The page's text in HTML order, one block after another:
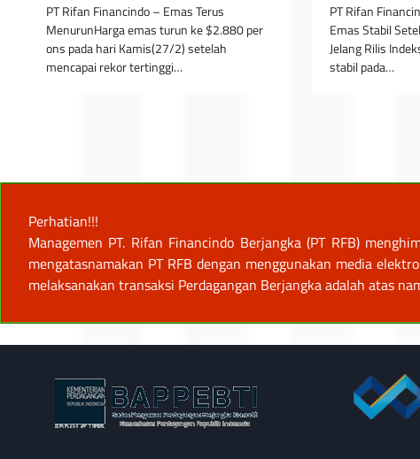
PT Rifan Financindo – Emas Terus
MenurunHarga emas turun ke $2.880 per
ons pada hari Kamis(27/2) setelah
mencapai rekor tertinggi…
PT Rifan
Emas Stabil
Jelang Rilis
stabil pada…
Perhatian!!!
Managemen PT. Rifan Financindo Berjangka (PT RFB)
mengatasnamakan PT RFB dengan menggunakan media
melaksanakan transaksi Perdagangan Berjangka adalah atas